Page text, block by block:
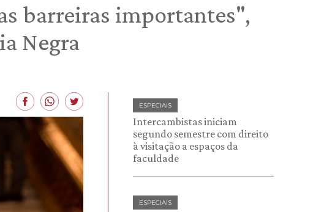
barreiras importantes",
Negra
ESPECIAIS
Intercambistas iniciam
segundo semestre com direito
à visitação a espaços da
faculdade
ESPECIAIS